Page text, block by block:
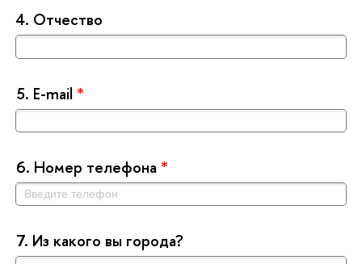
4. Отчество
5. Е-mail *
6. Номер телефона *
7. Из какого вы города?